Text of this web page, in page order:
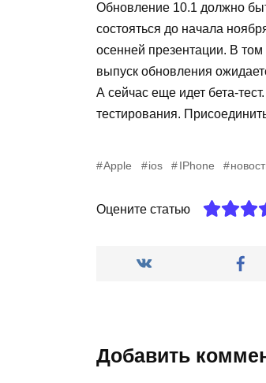
Обновление 10.1 должно
состояться до начала
осенней презентации. В
выпуск обновления
А сейчас еще идет бета-
тестирования.
Apple ios IPhone
Оцените статью
Добавить